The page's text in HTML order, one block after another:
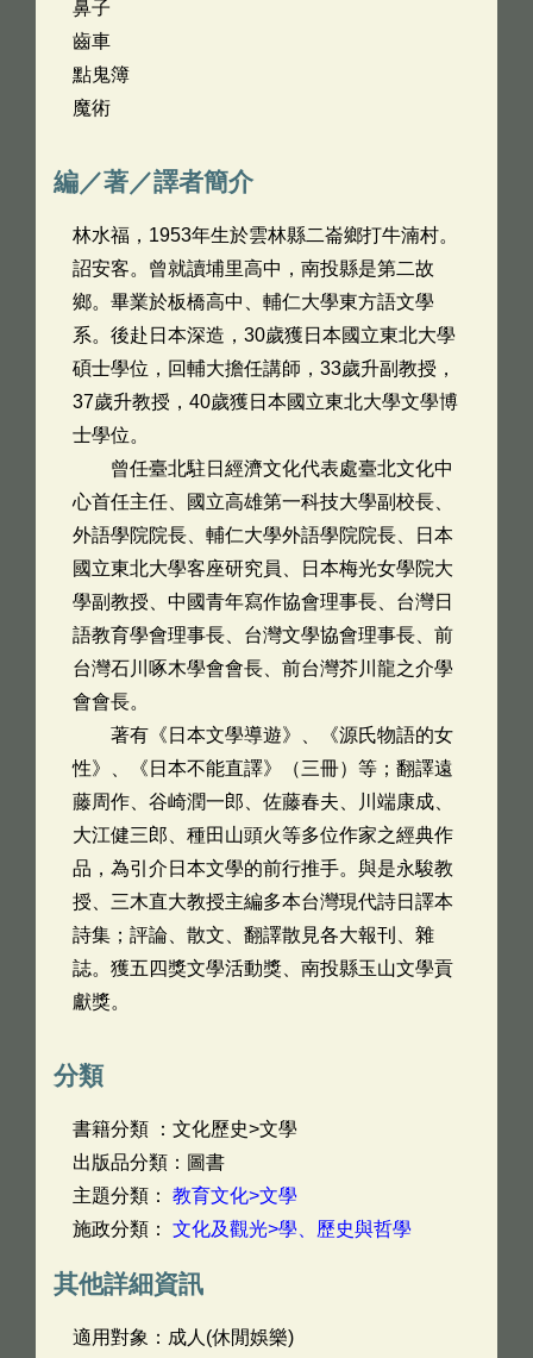
鼻子
齒車
點鬼簿
魔術
編／著／譯者簡介
林水福，1953年生於雲林縣二崙鄉打牛湳村。
詔安客。曾就讀埔里高中，南投縣是第二故
鄉。畢業於板橋高中、輔仁大學東方語文學
系。後赴日本深造，30歲獲日本國立東北大學
碩士學位，回輔大擔任講師，33歲升副教授，
37歲升教授，40歲獲日本國立東北大學文學博
士學位。
曾任臺北駐日經濟文化代表處臺北文化中
心首任主任、國立高雄第一科技大學副校長、
外語學院院長、輔仁大學外語學院院長、日本
國立東北大學客座研究員、日本梅光女學院大
學副教授、中國青年寫作協會理事長、台灣日
語教育學會理事長、台灣文學協會理事長、前
台灣石川啄木學會會長、前台灣芥川龍之介學
會會長。
著有《日本文學導遊》、《源氏物語的女
性》、《日本不能直譯》（三冊）等；翻譯遠
藤周作、谷崎潤一郎、佐藤春夫、川端康成、
大江健三郎、種田山頭火等多位作家之經典作
品，為引介日本文學的前行推手。與是永駿教
授、三木直大教授主編多本台灣現代詩日譯本
詩集；評論、散文、翻譯散見各大報刊、雜
誌。獲五四獎文學活動獎、南投縣玉山文學貢
獻獎。
分類
書籍分類 ：文化歷史>文學
出版品分類：圖書
主題分類： 教育文化>文學
施政分類： 文化及觀光>學、歷史與哲學
其他詳細資訊
適用對象：成人(休閒娛樂)